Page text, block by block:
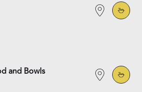
and Bowls